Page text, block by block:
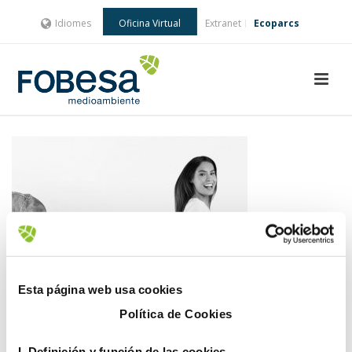
Esta página web usa cookies
Política de Cookies
Idiomes Oficina Virtual Extranet Ecoparcs